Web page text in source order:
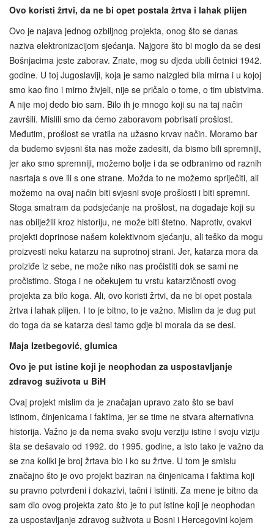
Ovo koristi žrtvi, da ne bi opet postala žrtva i lahak plijen
Ovo je najava jednog ozbiljnog projekta, onog što se danas
naziva elektronizacijom sjećanja. Najgore što bi moglo da se desi
Bošnjacima jeste zaborav. Znate, mog su djeda ubili četnici 1942.
godine. U toj Jugoslaviji, koja je samo naizgled bila mirna i u kojoj
smo kao fino i mirno živjeli, nije se pričalo o tome, o tim ubistvima.
A nije moj dedo bio sam. Bilo ih je mnogo koji su na taj način
završili. Mislili smo da ćemo zaboravom pobrisati prošlost.
Međutim, prošlost se vratila na užasno krvav način. Moramo bar
da budemo svjesni šta nas može zadesiti, da bismo bili spremniji,
jer ako smo spremniji, možemo bolje i da se odbranimo od raznih
nasrtaja s ove ili s one strane. Možda to ne možemo spriječiti, ali
možemo na ovaj način biti svjesni svoje prošlosti i biti spremni.
Stoga smatram da podsjećanje na prošlost, na događaje koji su
nas obilježili kroz historiju, ne može biti štetno. Naprotiv, ovakvi
projekti doprinose našem kolektivnom sjećanju, ali teško da mogu
proizvesti neku katarzu na suprotnoj strani. Jer, katarza mora da
proiziđe iz sebe, ne može niko nas pročistiti dok se sami ne
pročistimo. Stoga i ne očekujem tu vrstu katarzičnosti ovog
projekta za bilo koga. Ali, ovo koristi žrtvi, da ne bi opet postala
žrtva i lahak plijen. I to je bitno, to je važno. Mislim da je dug put
do toga da se katarza desi tamo gdje bi morala da se desi.
Maja Izetbegović, glumica
Ovo je put istine koji je neophodan za uspostavljanje
zdravog suživota u BiH
Ovaj projekt mislim da je značajan upravo zato što se bavi
istinom, činjenicama i faktima, jer se time ne stvara alternativna
historija. Važno je da nema svako svoju verziju istine i svoju viziju
šta se dešavalo od 1992. do 1995. godine, a isto tako je važno da
se zna koliki je broj žrtava bio i ko su žrtve. U tom je smislu
značajno što je ovo projekt baziran na činjenicama i faktima koji
su pravno potvrđeni i dokazivi, tačni i istiniti. Za mene je bitno da
sam dio ovog projekta zato što je to put istine koji je neophodan
za uspostavljanje zdravog suživota u Bosni i Hercegovini kojem